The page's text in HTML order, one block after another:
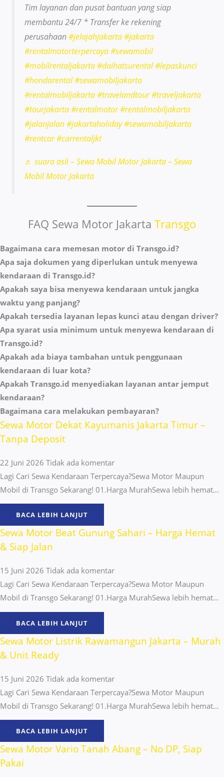
Tim layanan dan pusat bantuan yang siap
membantu 24/7 * Transfer ke rekening
perusahaan#jelajahjakarta#jakarta
#rentalmotorterpercaya#sewamobil
#mobilrentaljakarta#daihatsurental#lepaskunci
#hondarental#sewamobiljakarta
#rentalmobiljakarta#travelandtour#traveljakarta
#tourjakarta#rentalmotor#rentalmobiljakarta
#jalanjalan#jakartaholiday#sewamobiljakarta
#rentcar#carrentaljkt
♬ suara asli – Sewa Mobil Motor Jakarta – Sewa
Mobil Motor Jakarta
FAQ Sewa Motor Jakarta Transgo
Bagaimana cara memesan motor di Transgo.id?
Apa saja dokumen yang diperlukan untuk menyewa
kendaraan di Transgo.id?
Apakah saya bisa menyewa kendaraan untuk jangka
waktu yang panjang?
Apakah tersedia layanan lepas kunci atau dengan driver?
Apa syarat usia minimum untuk menyewa kendaraan di
Transgo.id?
Apakah ada biaya tambahan untuk penggunaan
kendaraan di luar kota?
Apakah Transgo.id menyediakan layanan antar jemput
kendaraan?
Bagaimana cara melakukan pembayaran?
Sewa Motor Dekat Kayumanis Jakarta Timur –
Tanpa Deposit
22 Juni 2026 Tidak ada komentar
Lagi Cari Sewa Kendaraan Terpercaya?Sewa Motor Maupun
Mobil di Transgo Sekarang! 01.Harga MurahSewa lebih hemat…
BACA LEBIH LANJUT
Sewa Motor Beat Gunung Sahari – Harga Hemat
& Siap Jalan
15 Juni 2026 Tidak ada komentar
Lagi Cari Sewa Kendaraan Terpercaya?Sewa Motor Maupun
Mobil di Transgo Sekarang! 01.Harga MurahSewa lebih hemat…
BACA LEBIH LANJUT
Sewa Motor Listrik Rawamangun Jakarta – Murah
& Unit Ready
15 Juni 2026 Tidak ada komentar
Lagi Cari Sewa Kendaraan Terpercaya?Sewa Motor Maupun
Mobil di Transgo Sekarang! 01.Harga MurahSewa lebih hemat…
BACA LEBIH LANJUT
Sewa Motor Vario Tanah Abang – No DP, Siap
Pakai